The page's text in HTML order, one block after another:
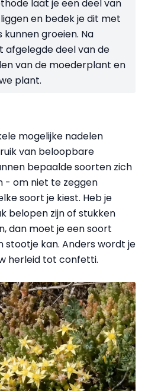
laat je een deel van
en bedek je dit met
groeien. Na
afgelegde deel van de
van de moederplant en
plant.
mogelijke nadelen
van beloopbare
bepaalde soorten zich
- om niet te zeggen
soort je kiest. Heb je
belopen zijn of stukken
dan moet je een soort
stootje kan. Anders wordt je
herleid tot confetti.